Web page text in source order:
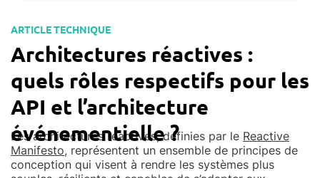
ARTICLE TECHNIQUE
Architectures réactives :
quels rôles respectifs pour les
API et l’architecture
événementielle ?
Les architectures réactives, définies par le Reactive
Manifesto, représentent un ensemble de principes de
conception qui visent à rendre les systèmes plus